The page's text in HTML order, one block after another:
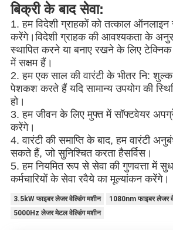
बिक्री के बाद सेवा:
1. हम विदेशी ग्राहकों को तत्काल ऑनलाइन
करेंगे।विदेशी ग्राहक की आवश्यकता के
स्थापित करने या बनाए रखने के लिए
में सक्षम हैं।
2. हम एक साल की वारंटी के भीतर नि:
पेशकश करते हैं यदि सामान्य उपयोग की
हो।
3. हम जीवन के लिए मुफ्त में सॉफ्टवेयर
करेंगे।
4. वारंटी की समाप्ति के बाद, हम वारंटी
सकते हैं, जो सुनिश्चित करता हैसर्विस।
5. हम नियमित रूप से सेवा की गुणवत्ता में
कर्मचारियों के सेवा रवैये का मूल्यांकन करेंगे।
3.5kW फाइबर लेजर वेल्डिंग मशीन
1080nm फाइबर लेजर
5000Hz लेजर मेटल वेल्डिंग मशीन